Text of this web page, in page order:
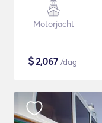
Motorjacht
$2,067 /dag